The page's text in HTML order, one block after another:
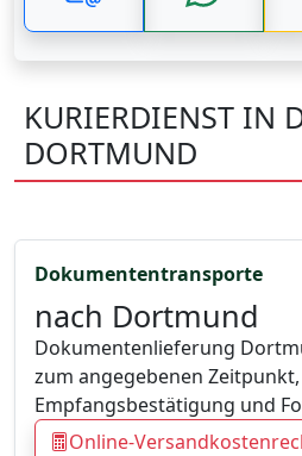
KURIERDIENST IN
DORTMUND
Dokumententransporte
nach Dortmund
Dokumentenlieferung
zum angegebenen
Empfangsbestätigung und
Online-